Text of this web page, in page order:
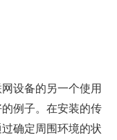
设备的另一个使用
例子。在安装的传
确定周围环境的状